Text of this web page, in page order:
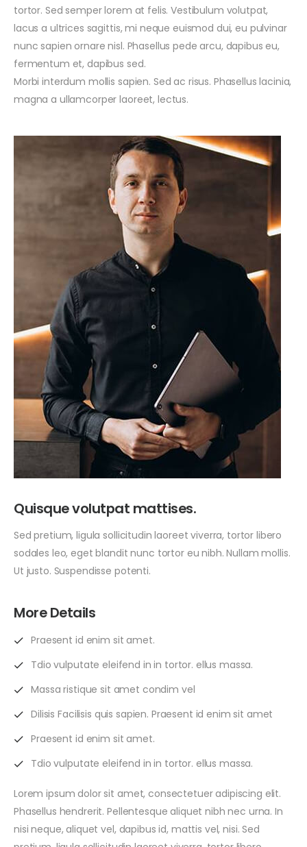
tortor. Sed semper lorem at felis. Vestibulum volutpat,
lacus a ultrices sagittis, mi neque euismod dui, eu pulvinar
nunc sapien ornare nisl. Phasellus pede arcu, dapibus eu,
fermentum et, dapibus sed.
Morbi interdum mollis sapien. Sed ac risus. Phasellus lacinia,
magna a ullamcorper laoreet, lectus.
Quisque volutpat mattises.
Sed pretium, ligula sollicitudin laoreet viverra, tortor libero
sodales leo, eget blandit nunc tortor eu nibh. Nullam mollis.
Ut justo. Suspendisse potenti.
More Details
Praesent id enim sit amet.
Tdio vulputate eleifend in in tortor. ellus massa.
Massa ristique sit amet condim vel
Dilisis Facilisis quis sapien. Praesent id enim sit amet
Praesent id enim sit amet.
Tdio vulputate eleifend in in tortor. ellus massa.
Lorem ipsum dolor sit amet, consectetuer adipiscing elit.
Phasellus hendrerit. Pellentesque aliquet nibh nec urna. In
nisi neque, aliquet vel, dapibus id, mattis vel, nisi. Sed